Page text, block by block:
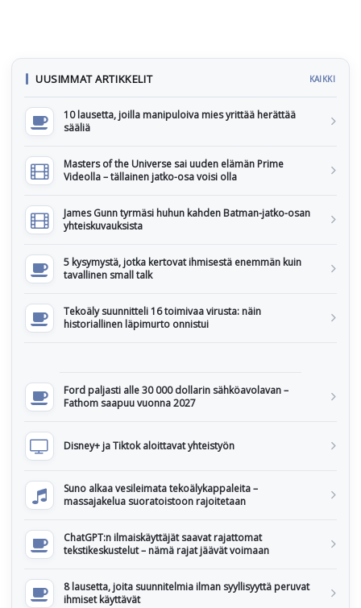
UUSIMMAT ARTIKKELIT KAIKKI
10 lausetta, joilla manipuloiva mies yrittää herättää
sääliä
Masters of the Universe sai uuden elämän Prime
Videolla – tällainen jatko-osa voisi olla
James Gunn tyrmäsi huhun kahden Batman-jatko-osan
yhteiskuvauksista
5 kysymystä, jotka kertovat ihmisestä enemmän kuin
tavallinen small talk
Tekoäly suunnitteli 16 toimivaa virusta: näin
historiallinen läpimurto onnistui
Ford paljasti alle 30 000 dollarin sähköavolavan –
Fathom saapuu vuonna 2027
Disney+ ja Tiktok aloittavat yhteistyön
Suno alkaa vesileimata tekoälykappaleita –
massajakelua suoratoistoon rajoitetaan
ChatGPT:n ilmaiskäyttäjät saavat rajattomat
tekstikeskustelut – nämä rajat jäävät voimaan
8 lausetta, joita suunnitelmia ilman syyllisyyttä peruvat
ihmiset käyttävät